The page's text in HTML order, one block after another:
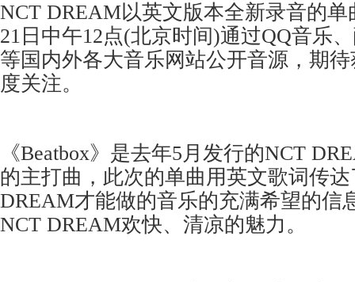
NCT DREAM以英文版本全新录音的单
21 日中午12点(北京时间)通过QQ音乐
等国内外各大音乐网站公开音源，期
度关注。
《Beatbox》是去年5月发行的NCT
的主打曲，此次的单曲用英文歌词传
DREAM才能做的音乐的充满希望的信
NCT DREAM欢快、清凉的魅力。